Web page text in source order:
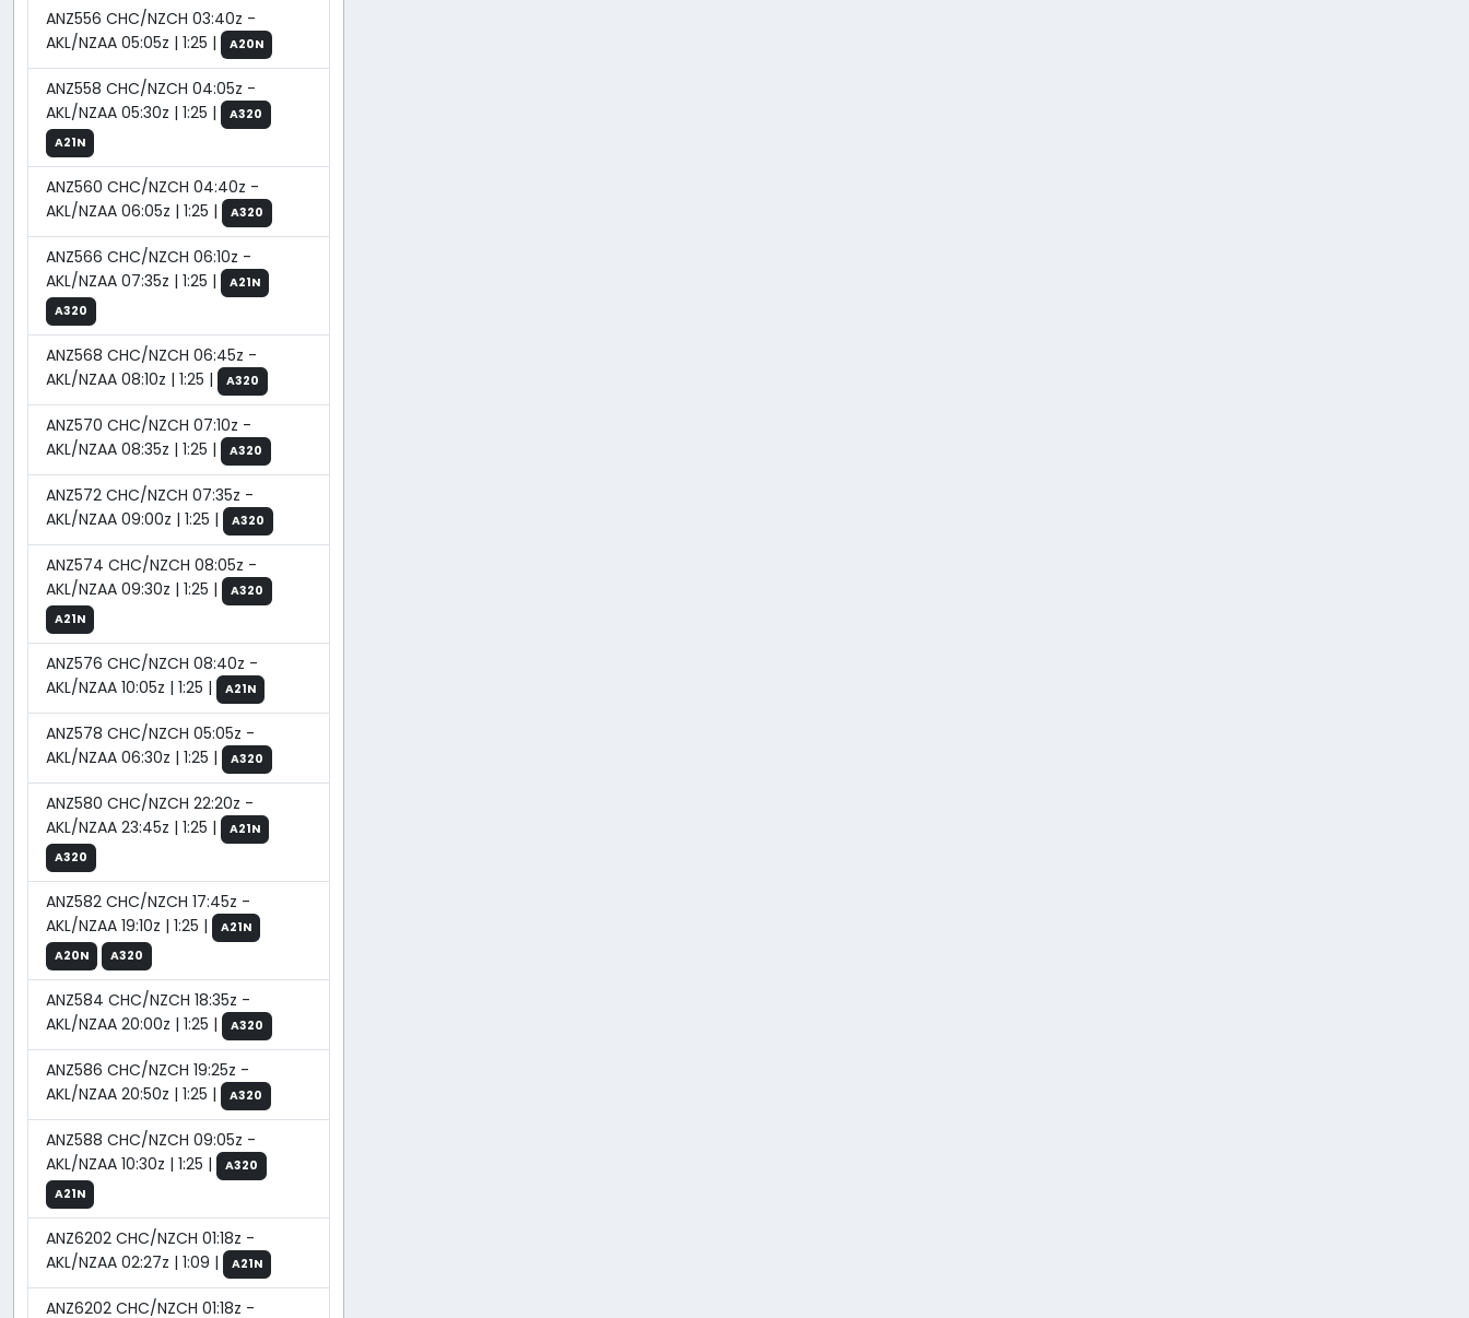
ANZ556 CHC/NZCH 03:40z -
AKL/NZAA 05:05z | 1:25 |
A20N
ANZ558 CHC/NZCH 04:05z -
AKL/NZAA 05:30z | 1:25 |
A320
A21N
ANZ560 CHC/NZCH 04:40z -
AKL/NZAA 06:05z | 1:25 |
A320
ANZ566 CHC/NZCH 06:10z -
AKL/NZAA 07:35z | 1:25 |
A21N
A320
ANZ568 CHC/NZCH 06:45z -
AKL/NZAA 08:10z | 1:25 |
A320
ANZ570 CHC/NZCH 07:10z -
AKL/NZAA 08:35z | 1:25 |
A320
ANZ572 CHC/NZCH 07:35z -
AKL/NZAA 09:00z | 1:25 |
A320
ANZ574 CHC/NZCH 08:05z -
AKL/NZAA 09:30z | 1:25 |
A320
A21N
ANZ576 CHC/NZCH 08:40z -
AKL/NZAA 10:05z | 1:25 |
A21N
ANZ578 CHC/NZCH 05:05z -
AKL/NZAA 06:30z | 1:25 |
A320
ANZ580 CHC/NZCH 22:20z -
AKL/NZAA 23:45z | 1:25 |
A21N
A320
ANZ582 CHC/NZCH 17:45z -
AKL/NZAA 19:10z | 1:25 |
A21N
A20N
A320
ANZ584 CHC/NZCH 18:35z -
AKL/NZAA 20:00z | 1:25 |
A320
ANZ586 CHC/NZCH 19:25z -
AKL/NZAA 20:50z | 1:25 |
A320
ANZ588 CHC/NZCH 09:05z -
AKL/NZAA 10:30z | 1:25 |
A320
A21N
ANZ6202 CHC/NZCH 01:18z -
AKL/NZAA 02:27z | 1:09 |
A21N
ANZ6202 CHC/NZCH 01:18z -